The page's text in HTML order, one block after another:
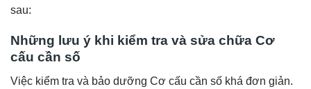
sau:
Những lưu ý khi kiểm tra và sửa chữa Cơ
cấu cần số
Việc kiểm tra và bảo dưỡng Cơ cấu cần số khá đơn giản.